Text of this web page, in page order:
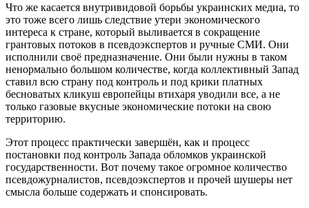
Что же касается внутривидовой борьбы украинских медиа, то
это тоже всего лишь следствие утери экономического
интереса к стране, который выливается в сокращение
грантовых потоков в псевдоэкспертов и ручные СМИ. Они
исполнили своё предназначение. Они были нужны в таком
ненормально большом количестве, когда коллективный Запад
ставил всю страну под контроль и под крики платных
бесноватых кликуш европейцы втихаря уводили все, а не
только газовые вкусные экономические потоки на свою
территорию.
Этот процесс практически завершён, как и процесс
постановки под контроль Запада обломков украинской
государственности. Вот почему такое огромное количество
псевдожурналистов, псевдоэкспертов и прочей шушеры нет
смысла больше содержать и спонсировать.